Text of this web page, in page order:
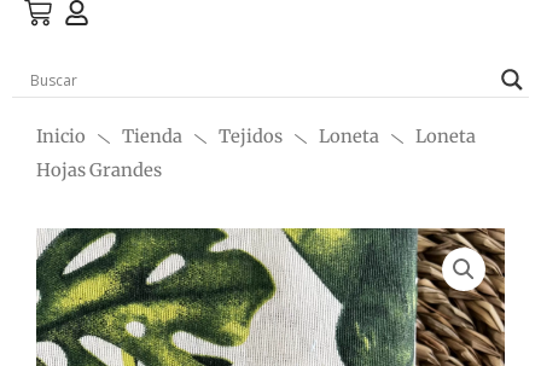
Inicio Tienda Tejidos Loneta
Loneta
Hojas Grandes